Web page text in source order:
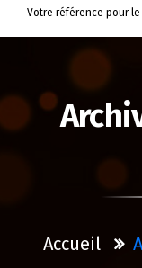
Votre référence pour
Accueil